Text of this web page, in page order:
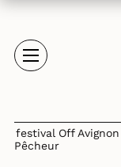
festival Off Avignon
Pêcheur